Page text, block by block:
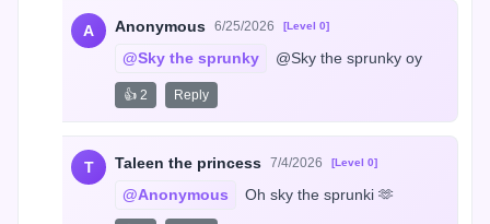
A Anonymous 6/25/2026 [Level 0]
@Sky the sprunky @Sky the sprunky oy
👍 2 Reply
T Taleen the princess 7/4/2026 [Level 0]
@Anonymous Oh sky the sprunki 🫶